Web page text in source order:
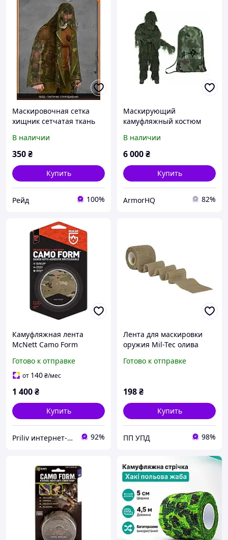
Маскировочная сетка
хищник сетчатая ткань
камуфляжный шарф для
маскировки оружия и
В наличии
350₴
Купить
Рейд 100%
Маскирующий
камуфляжный костюм
маскировка для оружия
В наличии
6 000₴
Купить
ArmorHQ 82%
Камуфляжная лента
McNett Camo Form
Зеленый
Готово к отправке
от 140₴/мес
1 400₴
Купить
Priliv интернет-магазин 92%
Лента для маскировки
оружия Mil-Tec олива
Готово к отправке
198₴
Купить
ПП УПД 98%